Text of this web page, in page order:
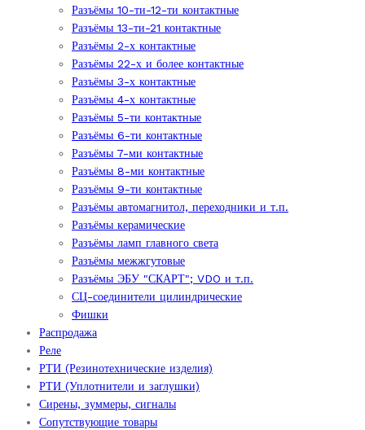
Разъёмы 10-ти-12-ти контактные
Разъёмы 13-ти-21 контактные
Разъёмы 2-х контактные
Разъёмы 22-х и более контактные
Разъёмы 3-х контактные
Разъёмы 4-х контактные
Разъёмы 5-ти контактные
Разъёмы 6-ти контактные
Разъёмы 7-ми контактные
Разъёмы 8-ми контактные
Разъёмы 9-ти контактные
Разъёмы автомагнитол, переходники и т.п.
Разъёмы керамические
Разъёмы ламп главного света
Разъёмы межжгутовые
Разъёмы ЭБУ "СКАРТ"; VDO и т.п.
СЦ-соединители цилиндрические
Фишки
Распродажа
Реле
РТИ (Резинотехнические изделия)
РТИ (Уплотнители и заглушки)
Сирены, зуммеры, сигналы
Сопутствующие товары